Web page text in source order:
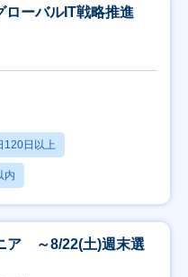
ローバルIT戦略推進
120日以上
内
ア ～8/22(土)週末選